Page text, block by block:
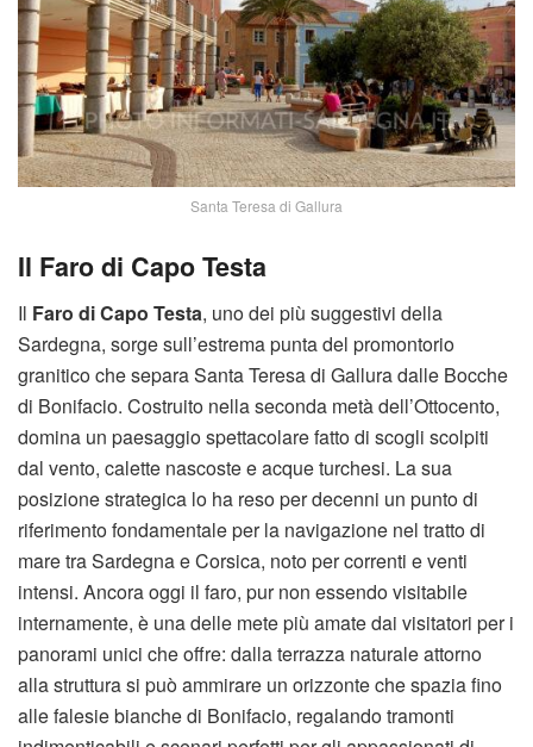
Santa Teresa di Gallura
Il Faro di Capo Testa
Il Faro di Capo Testa, uno dei più suggestivi della
Sardegna, sorge sull’estrema punta del promontorio
granitico che separa Santa Teresa di Gallura dalle Bocche
di Bonifacio. Costruito nella seconda metà dell’Ottocento,
domina un paesaggio spettacolare fatto di scogli scolpiti
dal vento, calette nascoste e acque turchesi. La sua
posizione strategica lo ha reso per decenni un punto di
riferimento fondamentale per la navigazione nel tratto di
mare tra Sardegna e Corsica, noto per correnti e venti
intensi. Ancora oggi il faro, pur non essendo visitabile
internamente, è una delle mete più amate dai visitatori per i
panorami unici che offre: dalla terrazza naturale attorno
alla struttura si può ammirare un orizzonte che spazia fino
alle falesie bianche di Bonifacio, regalando tramonti